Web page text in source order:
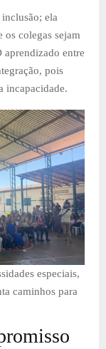
ela
os colegas sejam
aprendizado entre
pois
incapacidade.
especiais,
caminhos para